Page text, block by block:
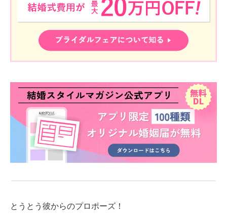
とうとう彼からのプロポーズ！